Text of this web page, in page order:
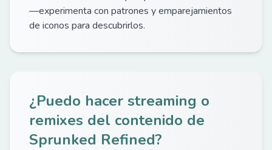
—experimenta con patrones y emparejamientos
de iconos para descubrirlos.
¿Puedo hacer streaming o
remixes del contenido de
Sprunked Refined?